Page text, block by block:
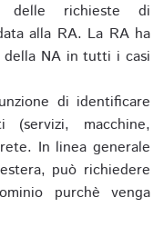
delle richieste di
alla RA. La RA ha
NA in tutti i casi
di identificare
(servizi, macchine,
In linea generale
può richiedere
purchè venga